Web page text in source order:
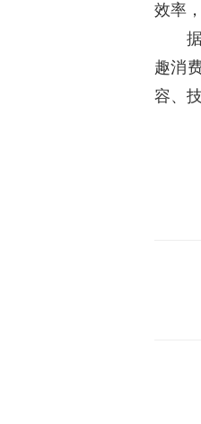
效率
据了
趣消
容、